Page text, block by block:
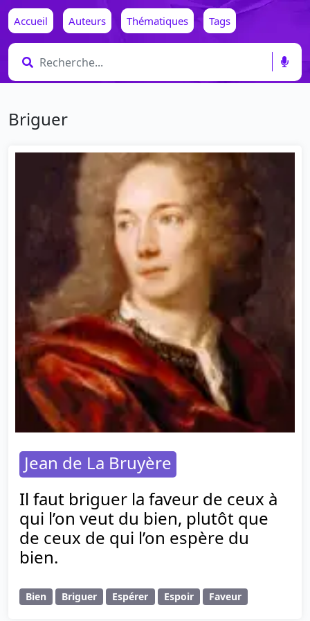
Accueil Auteurs Thématiques Tags
Briguer
Jean de La Bruyère
Il faut briguer la faveur de ceux à
qui l’on veut du bien, plutôt que
de ceux de qui l’on espère du
bien.
Bien Briguer Espérer Espoir Faveur